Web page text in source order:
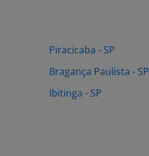
Piracicaba - SP
Bragança Paulista - SP
Ibitinga - SP